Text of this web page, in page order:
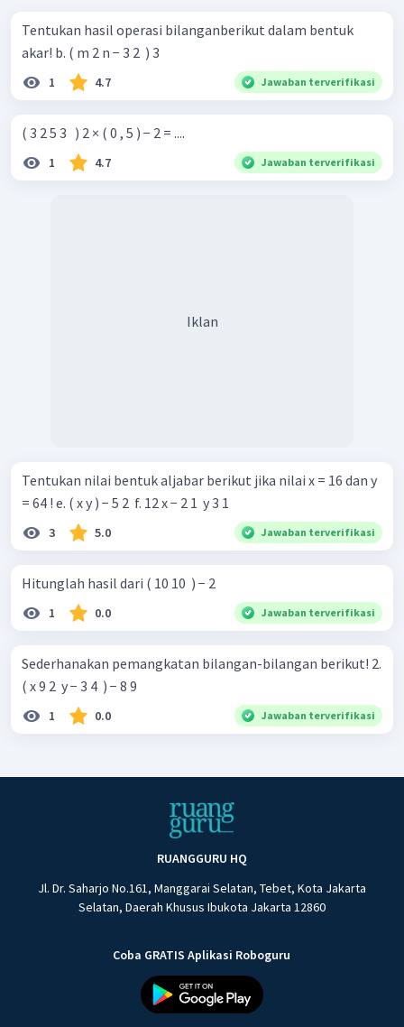
Tentukan hasil operasi bilanganberikut dalam bentuk
akar! b. ( m 2 n − 3 2 ​ ) 3
1 4.7 Jawaban terverifikasi
( 3 2 5 3 ​ ​ ) 2 × ( 0 , 5 ) − 2 = ....
1 4.7 Jawaban terverifikasi
Iklan
Tentukan nilai bentuk aljabar berikut jika nilai x = 16 dan y
= 64 ! e. ( x y ) − 5 2 ​ f. 12 x − 2 1 ​ y 3 1 ​
3 5.0 Jawaban terverifikasi
Hitunglah hasil dari ( 10 10 ​ ) − 2
1 0.0 Jawaban terverifikasi
Sederhanakan pemangkatan bilangan-bilangan berikut! 2.
( x 9 2 ​ y − 3 4 ​ ) − 8 9 ​
1 0.0 Jawaban terverifikasi
RUANGGURU HQ
Jl. Dr. Saharjo No.161, Manggarai Selatan, Tebet, Kota Jakarta
Selatan, Daerah Khusus Ibukota Jakarta 12860
Coba GRATIS Aplikasi Roboguru